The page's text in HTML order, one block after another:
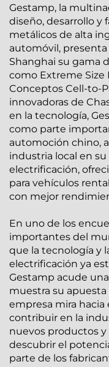
Gestamp, la
diseño, desarrollo y
metálicos de alta
automóvil, presenta
Shanghai su gama
como Extreme Size
Conceptos Cell-to-
innovadoras de
en la tecnología,
como parte
automoción chino,
industria local en
electrificación,
para vehículos
con mejor
En uno de los
importantes del
que la tecnología y
electrificación ya
Gestamp acude
muestra su
empresa mira
contribuir en la
nuevos productos
descubrir el
parte de los